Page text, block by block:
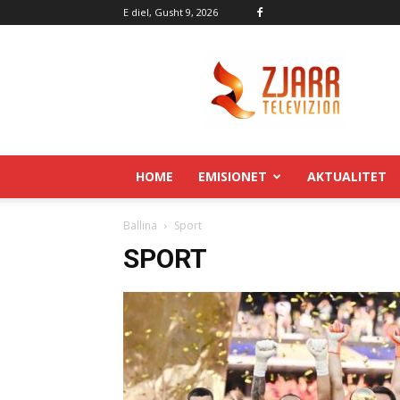
E diel, Gusht 9, 2026
HOME EMISIONET AKTUALITET
Ballina Sport
SPORT